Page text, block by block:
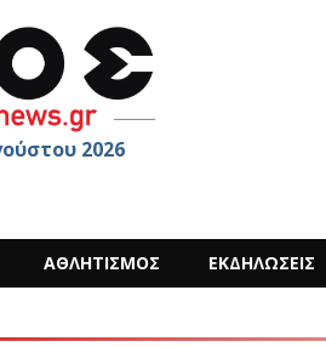
2026
ΑΘΛΗΤΙΣΜΟΣ ΕΚΔΗΛΩΣΕΙΣ